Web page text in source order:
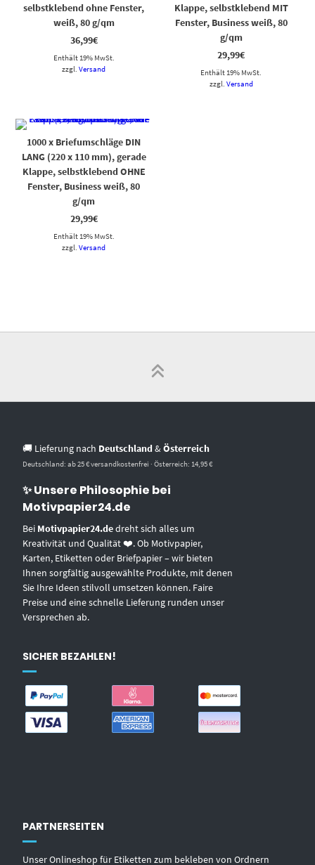
selbstklebend ohne Fenster,
weiß, 80 g/qm
36,99€
Enthält 19% MwSt.
zzgl.Versand
Klappe, selbstklebend MIT
Fenster, Business weiß, 80
g/qm
29,99€
Enthält 19% MwSt.
zzgl. Versand
1000 x Briefumschläge DIN
LANG (220 x 110 mm), gerade
Klappe, selbstklebend OHNE
Fenster, Business weiß, 80
g/qm
29,99€
Enthält 19% MwSt.
zzgl.Versand
🚚 Lieferung nach Deutschland &Österreich
Deutschland: ab 25 € versandkostenfrei · Österreich: 14,95 €
✨ Unsere Philosophie bei
Motivpapier24.de
Bei Motivpapier24.dedreht sich alles um
Kreativität und Qualität ❤️. Ob Motivpapier,
Karten, Etiketten oder Briefpapier – wir bieten
Ihnen sorgfältig ausgewählte Produkte, mit denen
Sie Ihre Ideen stilvoll umsetzen können. Faire
Preise und eine schnelle Lieferung runden unser
Versprechen ab.
SICHER BEZAHLEN!
PARTNERSEITEN
Unser Onlineshop für Etiketten zum bekleben von Ordnern